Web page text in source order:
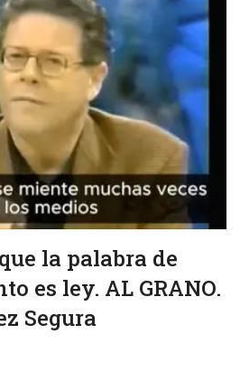
la palabra de
es ley. AL GRANO.
Segura